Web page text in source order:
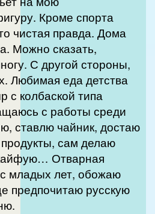
Кроме спорта
чистая правда. Дома
Можно сказать,
С другой стороны,
Любимая еда детства
с колбаской типа
с работы среди
ставлю чайник, достаю
сам делаю
Отварная
младых лет, обожаю
предпочитаю русскую